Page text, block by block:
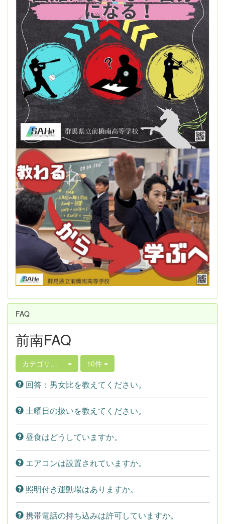
FAQ
前南FAQ
カテゴリ選択 10件
回答：男女比を教えてください。
土曜日の扱いを教えてください。
昼食はどうしていますか。
エアコンは設置されていますか。
照明付き運動場はありますか。
携帯電話の持ち込みは許可していますか。